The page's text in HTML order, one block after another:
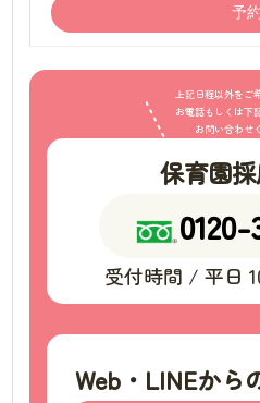
予約
上記日程以外をご
お電話もしくは下
お問い合わせ
保育園
受付時間 / 平日
Web・LINEから